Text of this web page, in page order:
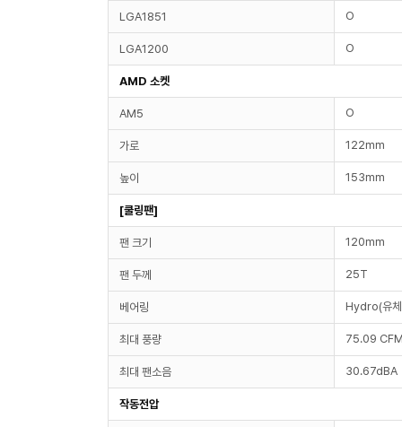
LGA1851 O
LGA1200 O
AMD 소켓
AM5 O
가로 122mm
높이 153mm
[쿨링팬]
팬 크기 120mm
팬 두께 25T
베어링 Hydro(유
최대 풍량 75.09
최대 팬소음 30.67dBA
작동전압